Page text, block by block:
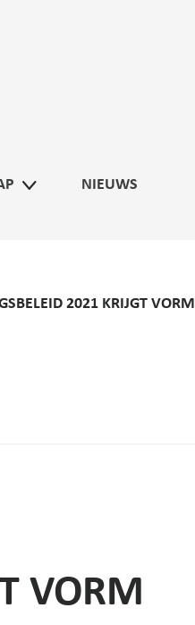
NIEUWS
2021 KRIJGT VORM
VORM